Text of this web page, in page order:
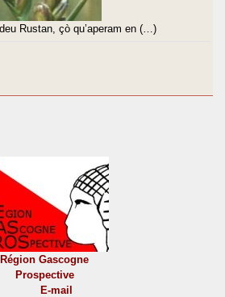
Rustan, çò qu’aperam en (…)
Région Gascogne
Prospective
E-mail